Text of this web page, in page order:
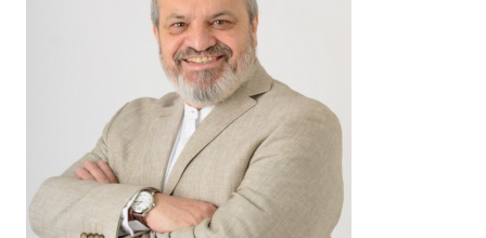
Guarda mi nombre, correo electrónico y web en
este navegador para la próxima vez que
comente.
Este sitio esta protegido por
reCAPTCHA y la
Política de
privacidady losTérminos del servicio